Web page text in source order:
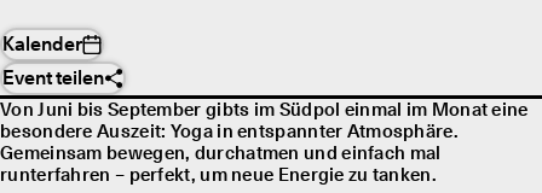
Kalender
Event teilen
Von Juni bis September gibts im Südpol einmal im Monat eine
besondere Auszeit: Yoga in entspannter Atmosphäre.
Gemeinsam bewegen, durchatmen und einfach mal
runterfahren – perfekt, um neue Energie zu tanken.